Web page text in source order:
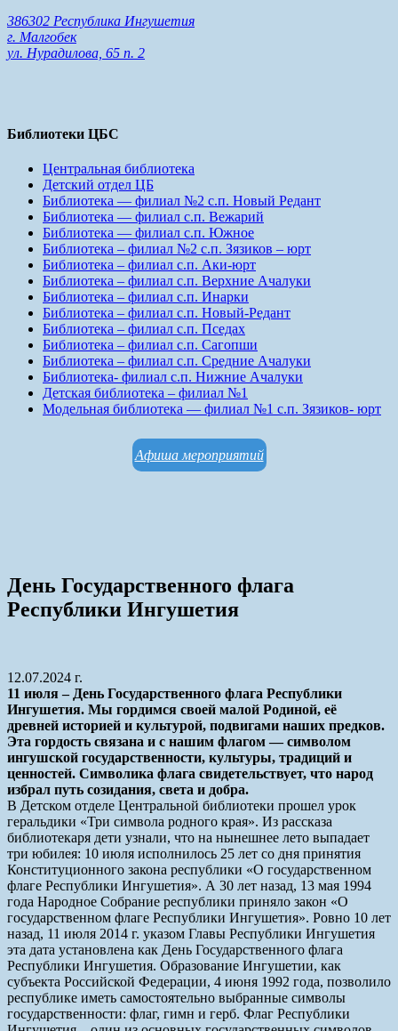
386302 Республика Ингушетия
г. Малгобек
ул. Нурадилова, 65 п. 2
Библиотеки ЦБС
Центральная библиотека
Детский отдел ЦБ
Библиотека — филиал №2 с.п. Новый Редант
Библиотека — филиал с.п. Вежарий
Библиотека — филиал с.п. Южное
Библиотека – филиал №2 с.п. Зязиков – юрт
Библиотека – филиал с.п. Аки-юрт
Библиотека – филиал с.п. Верхние Ачалуки
Библиотека – филиал с.п. Инарки
Библиотека – филиал с.п. Новый-Редант
Библиотека – филиал с.п. Пседах
Библиотека – филиал с.п. Сагопши
Библиотека – филиал с.п. Средние Ачалуки
Библиотека- филиал с.п. Нижние Ачалуки
Детская библиотека – филиал №1
Модельная библиотека — филиал №1 с.п. Зязиков- юрт
Афиша мероприятий
День Государственного флага
Республики Ингушетия
12.07.2024 г.
11 июля – День Государственного флага Республики
Ингушетия. Мы гордимся своей малой Родиной, её
древней историей и культурой, подвигами наших предков.
Эта гордость связана и с нашим флагом — символом
ингушской государственности, культуры, традиций и
ценностей. Символика флага свидетельствует, что народ
избрал путь созидания, света и добра.
В Детском отделе Центральной библиотеки прошел урок
геральдики «Три символа родного края». Из рассказа
библиотекаря дети узнали, что на нынешнее лето выпадает
три юбилея: 10 июля исполнилось 25 лет со дня принятия
Конституционного закона республики «О государственном
флаге Республики Ингушетия». А 30 лет назад, 13 мая 1994
года Народное Собрание республики приняло закон «О
государственном флаге Республики Ингушетия». Ровно 10 лет
назад, 11 июля 2014 г. указом Главы Республики Ингушетия
эта дата установлена как День Государственного флага
Республики Ингушетия. Образование Ингушетии, как
субъекта Российской Федерации, 4 июня 1992 года, позволило
республике иметь самостоятельно выбранные символы
государственности: флаг, гимн и герб. Флаг Республики